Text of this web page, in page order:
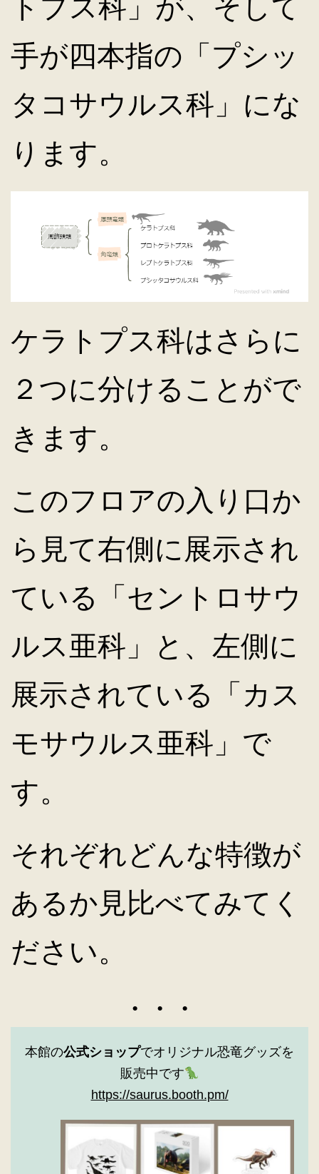
トプス科」が、そして
手が四本指の「プシッ
タコサウルス科」にな
ります。
ケラトプス科はさらに
２つに分けることがで
きます。
このフロアの入り口か
ら見て右側に展示され
ている「セントロサウ
ルス亜科」と、左側に
展示されている「カス
モサウルス亜科」で
す。
それぞれどんな特徴が
あるか見比べてみてく
ださい。
本館の公式ショップでオリジナル恐竜グッズを
販売中です
https://saurus.booth.pm/